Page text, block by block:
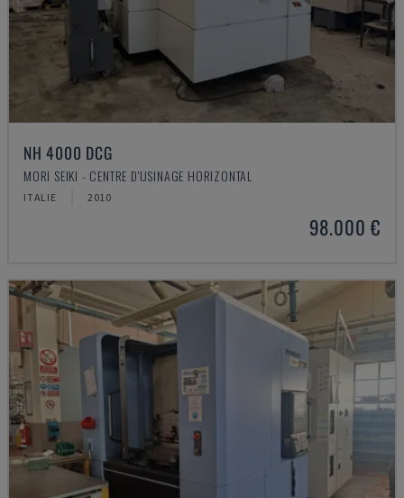
NH 4000 DCG
MORI SEIKI - CENTRE D'USINAGE HORIZONTAL
ITALIE 2010
98.000 €